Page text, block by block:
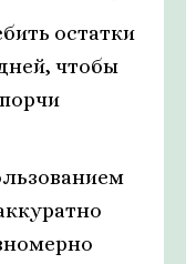
остатки
чтобы